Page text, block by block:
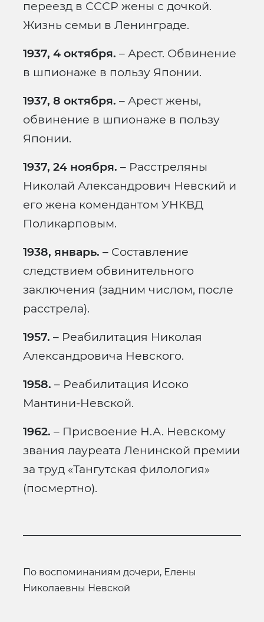
переезд в СССР жены с дочкой.
Жизнь семьи в Ленинграде.
1937, 4 октября. – Арест. Обвинение
в шпионаже в пользу Японии.
1937, 8 октября. – Арест жены,
обвинение в шпионаже в пользу
Японии.
1937, 24 ноября. – Расстреляны
Николай Александрович Невский и
его жена комендантом УНКВД
Поликарповым.
1938, январь. – Составление
следствием обвинительного
заключения (задним числом, после
расстрела).
1957. – Реабилитация Николая
Александровича Невского.
1958. – Реабилитация Исоко
Мантини-Невской.
1962. – Присвоение Н.А. Невскому
звания лауреата Ленинской премии
за труд «Тангутская филология»
(посмертно).
по воспоминаниям дочери, Елены
Николаевны Невской